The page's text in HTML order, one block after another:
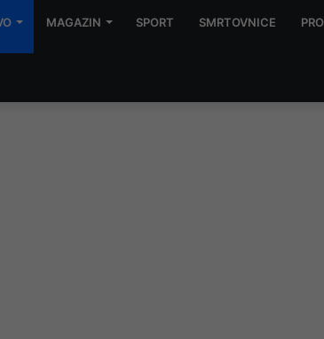
MAGAZIN SPORT SMRTOVNICE